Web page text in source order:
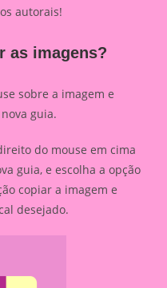
autorais!
as imagens?
sobre a imagem e
guia.
do mouse em cima
guia, e escolha a opção
copiar a imagem e
desejado.